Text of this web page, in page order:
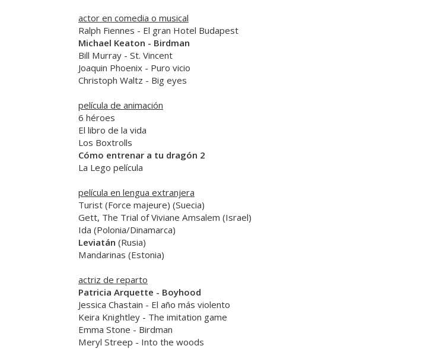
actor en comedia o musical
Ralph Fiennes - El gran Hotel Budapest
Michael Keaton - Birdman
Bill Murray - St. Vincent
Joaquin Phoenix - Puro vicio
Christoph Waltz - Big eyes
película de animación
6 héroes
El libro de la vida
Los Boxtrolls
Cómo entrenar a tu dragón 2
La Lego película
película en lengua extranjera
Turist (Force majeure) (Suecia)
Gett, The Trial of Viviane Amsalem (Israel)
Ida (Polonia/Dinamarca)
Leviatán (Rusia)
Mandarinas (Estonia)
actriz de reparto
Patricia Arquette - Boyhood
Jessica Chastain - El año más violento
Keira Knightley - The imitation game
Emma Stone - Birdman
Meryl Streep - Into the woods